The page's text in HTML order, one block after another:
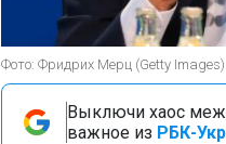
Фото: Фридрих Мерц (Getty Images)
Выключи хаос
важное из РБК-